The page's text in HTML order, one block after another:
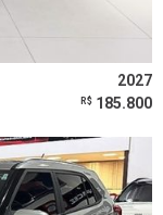
2027
R$ 185.800